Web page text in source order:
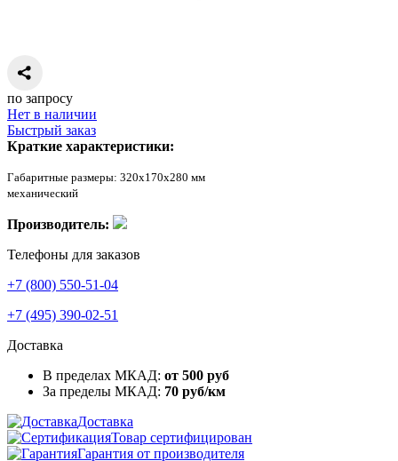
по запросу
Нет в наличии
Быстрый заказ
Краткие характеристики:
Габаритные размеры: 320х170х280 мм
механический
Производитель:
Телефоны для заказов
+7 (800) 550-51-04
+7 (495) 390-02-51
Доставка
В пределах МКАД: от 500 руб
За пределы МКАД: 70 руб/км
Доставка
Товар сертифицирован
Гарантия от производителя